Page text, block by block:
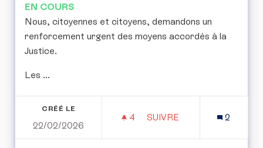
EN COURS
Nous, citoyennes et citoyens, demandons un
renforcement urgent des moyens accordés à la
Justice.
Les ...
CRÉÉ LE
22/02/2026
4 4 ABONNÉS
SUIVRE
2